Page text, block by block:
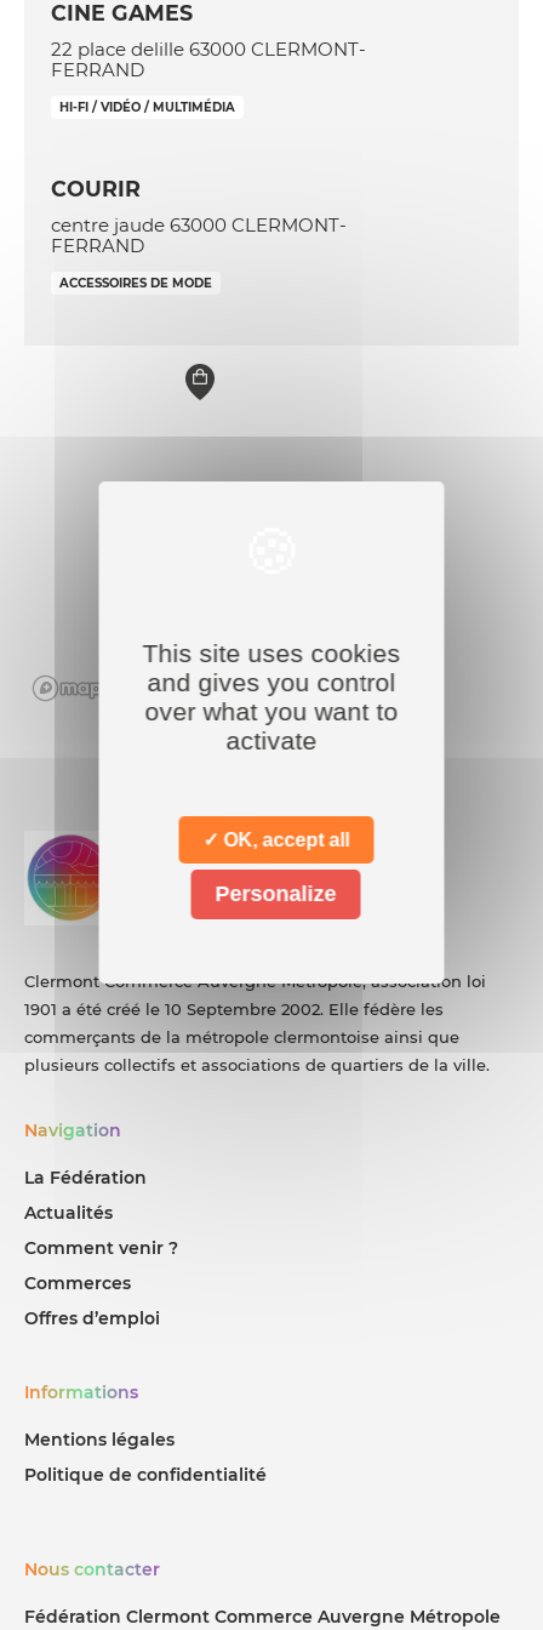
This site uses cookies
and gives you control
over what you want to
activate
✓ OK, accept all
Personalize
CINE GAMES
22 place delille 63000 CLERMONT-
FERRAND
HI-FI / VIDÉO / MULTIMÉDIA
COURIR
centre jaude 63000 CLERMONT-
FERRAND
ACCESSOIRES DE MODE
EVIL-ONE COMICS
15 rue du port 63000 CLERMONT-
FOX AND PEONIES
1 rue verdier latour 63000
H&M
2 RUE GISCARD DE LA TOUR
PRÊT-À-PORTER ENFANT
IKKS JUNIOR
clermont ferrand
INSIDE KIDS
11 RUE MASSILLON 63000
26 RUE CHATEAUBRIAND 63000
clermont ferrand
Clermont Commerce Auvergne Métropole, association loi
1901 a été créé le 10 Septembre 2002. Elle fédère les
commerçants de la métropole clermontoise ainsi que
plusieurs collectifs et associations de quartiers de la ville.
Navigation
La Fédération
Actualités
Comment venir ?
Commerces
Offres d’emploi
Informations
Mentions légales
Politique de confidentialité
Nous contacter
Fédération Clermont Commerce Auvergne Métropole